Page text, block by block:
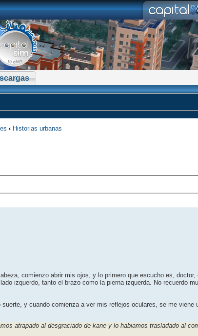
‹ Historias urbanas
comienzo abrir mis ojos, y lo primero que escucho es,
izquerdo, tanto el brazo como la pierna izquerda. No recuerdo
y cuando comienza a ver mis reflejos oculares, se me viene
atrapado al desgraciado de kane y lo habiamos trasladado al